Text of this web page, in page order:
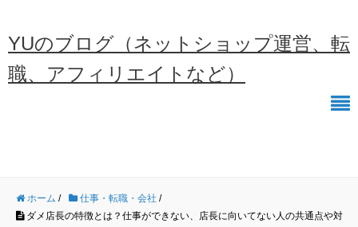
YUのブログ（ネットショップ運営、転
職、アフィリエイトなど）
ホーム / 仕事・転職・会社 /
ダメ店長の特徴とは？仕事ができない、店長に向いてない人の共通点や対